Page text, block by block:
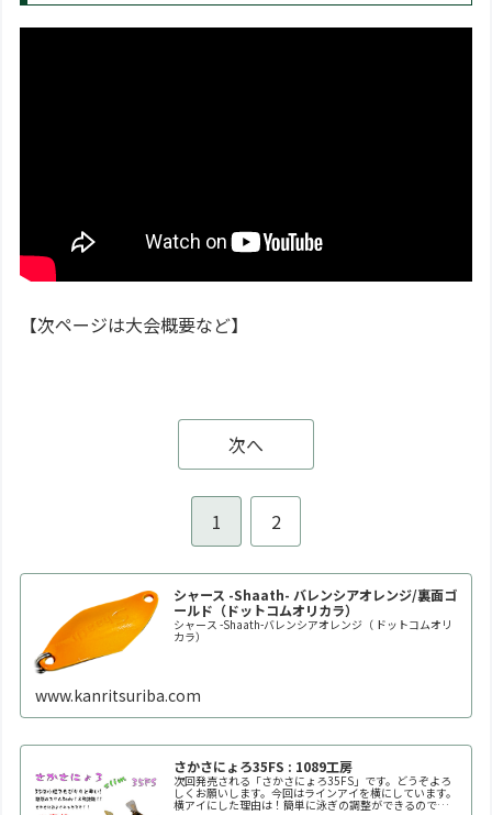
【次ページは大会概要など】
次へ
1 2
シャース -Shaath- バレンシアオレンジ/裏面ゴ
ールド（ドットコムオリカラ）
シャース -Shaath-バレンシアオレンジ（ ドットコムオリ
カラ）
www.kanritsuriba.com
さかさにょろ35FS : 1089工房
次回発売される「さかさにょろ35FS」です。どうぞよろ
しくお願いします。今回はラインアイを横にしています。
横アイにした理由は！簡単に泳ぎの調整ができるので